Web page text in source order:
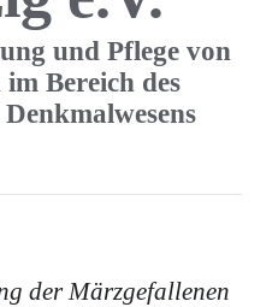
und Pflege von
Bereich des
der Märzgefallenen